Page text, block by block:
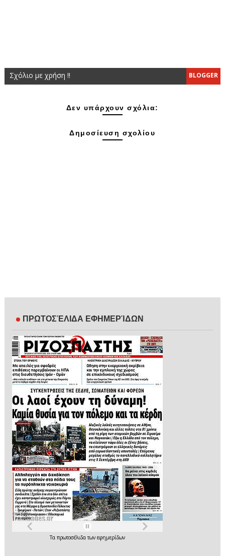
BLOGGER
Σχόλιο με χρήση !!
Δεν υπάρχουν σχόλια:
Δημοσίευση σχολίου
ΠΡΩΤΟΣΈΛΙΔΑ ΕΦΗΜΕΡΊΔΩΝ
Τα πρωτοσέλιδατων εφημερίδων